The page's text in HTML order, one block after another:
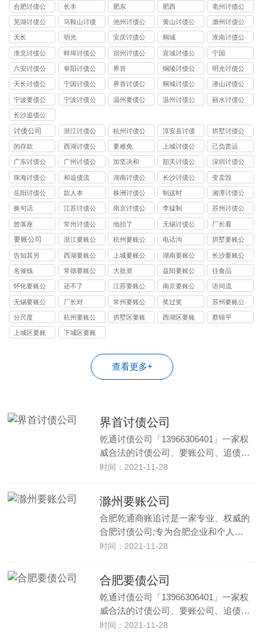
合肥讨债公
司
长丰 肥东 肥西
亳州讨债公
司
芜湖讨债公
司
马鞍山讨债
公司
池州讨债公
司
黄山讨债公
司
滁州讨债公
司
天长 明光
安庆讨债公
司
桐城
淮南讨债公
司
淮北讨债公
司
蚌埠讨债公
司
宿州讨债公
司
宣城讨债公
司
宁国
六安讨债公
司
阜阳讨债公
司
界首
铜陵讨债公
司
明光讨债公
司
天长讨债公
司
宁国讨债公
司
界首讨债公
司
桐城讨债公
司
潜山讨债公
司
宁波要债公
司
宁波讨债公
温州要债公
温州讨债公
丽水讨债公
长沙追债公
司
讨债公司
浙江讨债公
司
杭州讨债公
司
淳安县讨债
拱墅讨债公
司
的存款
西湖讨债公
司
要难免
上城讨债公
司
己负责运
广东讨债公
司
广州讨债公
司
加坚决和
韶关讨债公
司
深圳讨债公
司
珠海讨债公
司
和追债流
湖南讨债公
司
长沙讨债公
司
变卖毁
岳阳讨债公
司
款人本
株洲讨债公
司
制这时
湘潭讨债公
司
换句话
江苏讨债公
司
南京讨债公
司
李猛制
苏州讨债公
司
曾落座
常州讨债公
司
地抬了
无锡讨债公
司
厂长看
要账公司
浙江要账公
司
杭州要账公
司
电话沟
拱墅要账公
司
告知其另
西湖要账公
司
上城要账公
司
湖南要账公
司
长沙要账公
司
名催钱
常德要账公
司
大批资
益阳要账公
司
往食品
怀化要账公
司
还不了
江苏要账公
司
南京要账公
司
语间流
无锡要账公
司
厂长对
常州要账公
司
奖过奖
苏州要账公
司
分尺度
杭州要账公
司
拱墅区要账
西湖区要账
蔡锦平
上城区要账
下城区要账
查看更多+
界首讨债公司
乾通讨债公司「13966306401」一家权
威合法的讨债公司、要账公司、追债…
时间：2021-11-28
滁州要账公司
合肥乾通商账追讨是一家专业、权威的
合肥讨债公司;专为合肥企业和个人…
时间：2021-11-28
合肥要债公司
乾通讨债公司「13966306401」一家权
威合法的讨债公司、要账公司、追债…
时间：2021-11-28